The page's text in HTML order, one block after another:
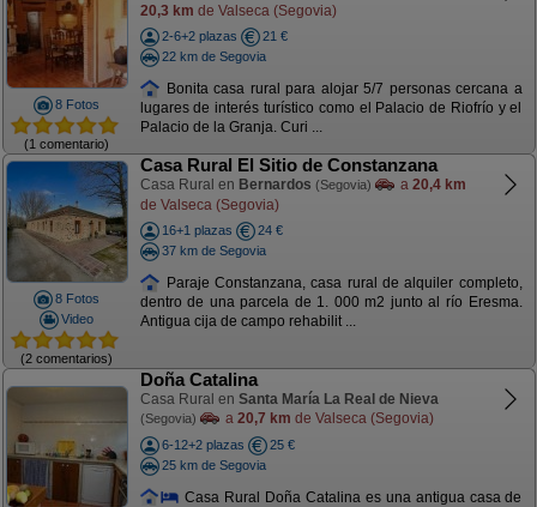
8 Fotos
(1 comentario)
20,3 km de Valseca (Segovia)
2-6+2 plazas
21 €
22 km de Segovia
Bonita casa rural para alojar 5/7 personas cercana a
lugares de interés turístico como el Palacio de Riofrío y el
Palacio de la Granja. Curi ...
8 Fotos
Video
(2 comentarios)
Casa Rural El Sitio de Constanzana
Casa Rural en Bernardos (Segovia) a 20,4 km
de Valseca (Segovia)
16+1 plazas
24 €
37 km de Segovia
Paraje Constanzana, casa rural de alquiler completo,
dentro de una parcela de 1. 000 m2 junto al río Eresma.
Antigua cija de campo rehabilit ...
Doña Catalina
Casa Rural en Santa María La Real de Nieva
(Segovia) a 20,7 km de Valseca (Segovia)
6-12+2 plazas
25 €
25 km de Segovia
Casa Rural Doña Catalina es una antigua casa de